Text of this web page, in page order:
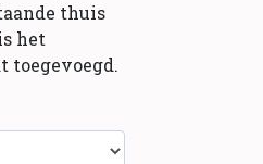
thuis
het
toegevoegd.